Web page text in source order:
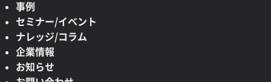
事例
セミナー/イベント
ナレッジ/コラム
企業情報
お知らせ